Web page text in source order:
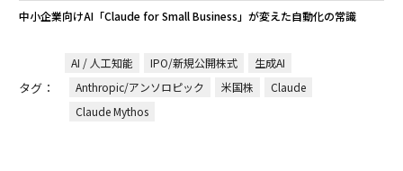
中小企業向けAI「Claude for Small Business」が変えた自動化の常識
タグ：
AI / 人工知能 IPO/新規公開株式
生成AI
Anthropic/アンソロピック
米国株
Claude
Claude Mythos